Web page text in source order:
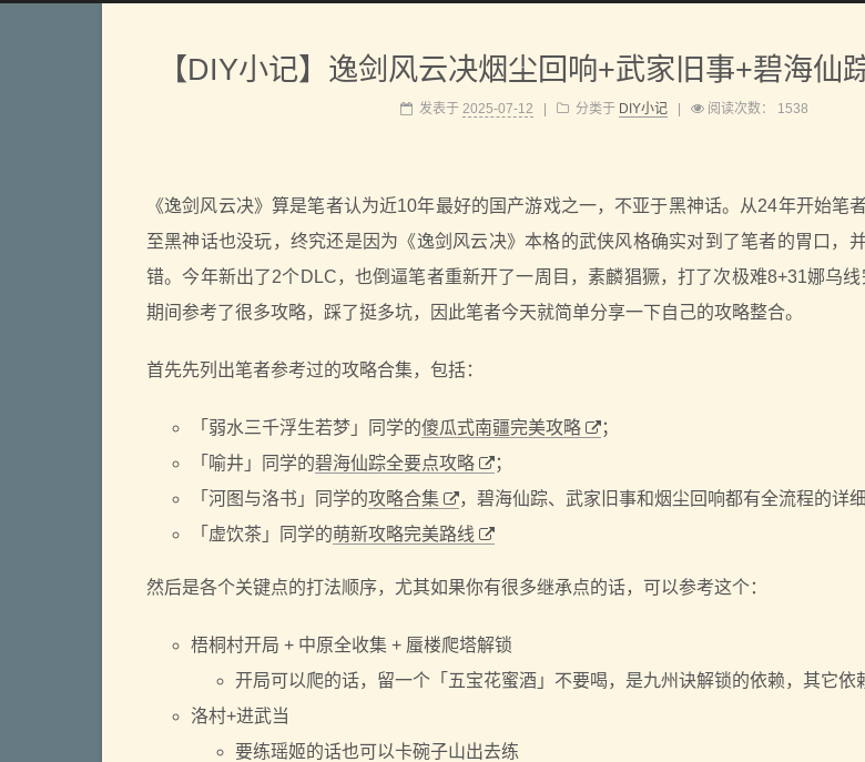
【DIY小记】逸剑风云决烟尘回响+武家旧事+碧海仙
发表于 2025-07-12 分类于 DIY小记 阅读次数： 1538
《逸剑风云决》算是笔者认为近10年最好的国产游戏之一，不亚于黑神话。从24年开始笔
至黑神话也没玩，终究还是因为《逸剑风云决》本格的武侠风格确实对到了笔者的胃口，
错。今年新出了2个DLC，也倒逼笔者重新开了一周目，素麟猖獗，打了次极难8+31娜乌线
期间参考了很多攻略，踩了挺多坑，因此笔者今天就简单分享一下自己的攻略整合。
首先先列出笔者参考过的攻略合集，包括：
「弱水三千浮生若梦」同学的傻瓜式南疆完美攻略
；
「喻井」同学的碧海仙踪全要点攻略
；
「河图与洛书」同学的攻略合集
，碧海仙踪、武家旧事和烟尘回响都有全流程的详细
「虚饮茶」同学的萌新攻略完美路线
然后是各个关键点的打法顺序，尤其如果你有很多继承点的话，可以参考这个：
梧桐村开局 + 中原全收集 + 蜃楼爬塔解锁
开局可以爬的话，留一个「五宝花蜜酒」不要喝，是九州诀解锁的依赖，其它依
洛村+进武当
要练瑶姬的话也可以卡碗子山出去练